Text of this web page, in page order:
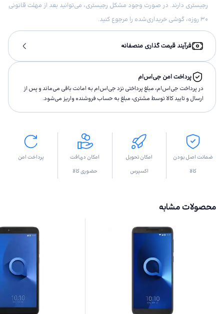
رجیستری دارند. در صورت وجود مشکل رجیستری، می‌توانید بعد از مهلت قانونی
۳۰ روزه، گوشی خریداری‌شده را مرجوع کنید.
فرآیند قیمت گذاری منصفانه
پرداخت امن جی‌اس‌ام
در پرداخت جی‌اس‌ام، مبلغ پرداختى نزد جی‌اس‌ام به امانت باقى مى‌ماند و پس از
ارسال و تاييد كالا توسط مشتری، مبلغ به حساب فروشنده واريز مى‌شود.
ضمانت اصل بودن
کالا
امکان تحویل
اکسپرس
امکان دریافت
حضوری کالا
پرداخت امن
محصولات مشابه